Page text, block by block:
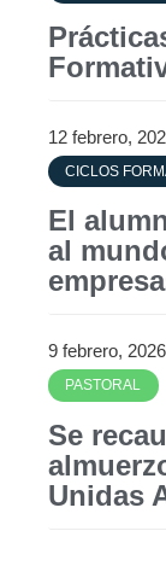
CICLOS
El
al
12 febrero,
PASTORAL
Se
Unidas
9 febrero, 2026